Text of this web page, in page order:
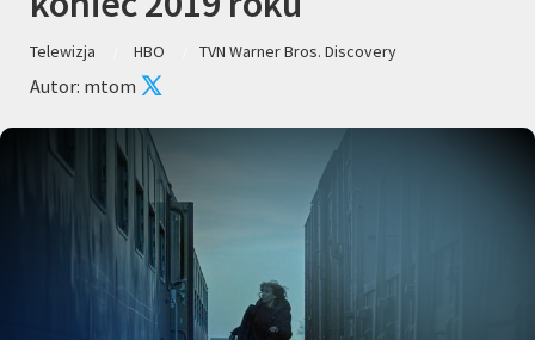
Telewizja HBO TVN Warner Bros. Discovery
Autor: mtom